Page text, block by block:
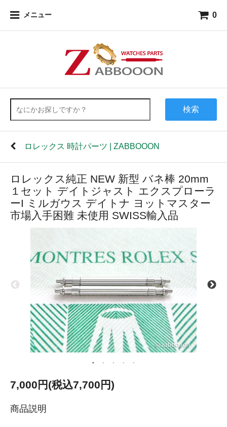
メニュー 0
検索
ロレックス 時計パーツ | ZABBOOON
ロレックス純正 NEW 新型 バネ棒 20mm
１セット デイトジャスト エクスプローラ
ーI ミルガウス デイトナ ヨットマスター
市場入手困難 未使用 SWISS輸入品
7,000円(税込7,700円)
商品説明